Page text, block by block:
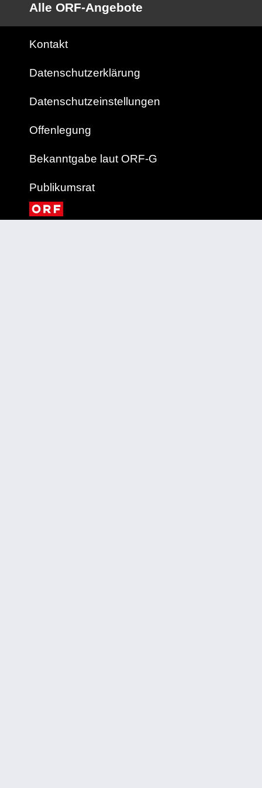
Alle ORF-Angebote
Kontakt
Datenschutzerklärung
Datenschutzeinstellungen
Offenlegung
Bekanntgabe laut ORF-G
Publikumsrat